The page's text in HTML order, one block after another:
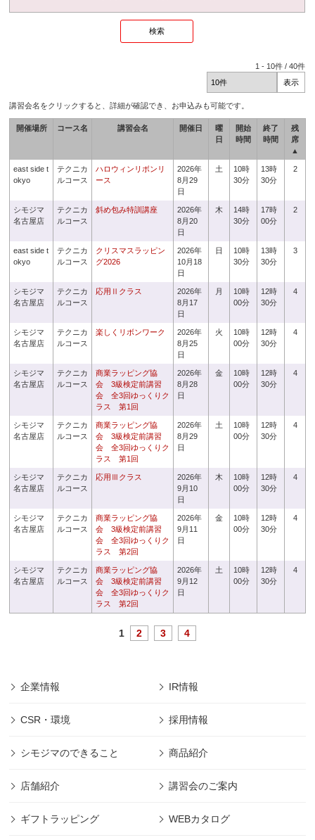
1 - 10件 /40件
講習会名をクリックすると、詳細が確認でき、お申込みも可能です。
開催場所 コース名 講習会名 開催日
曜
日
開始
時間
終了
時間
残
席
▲
east side t
okyo
テクニカ
ルコース
ハロウィンリボンリ
ース
2026年
8月29
日
土
10時
30分
13時
30分
2
シモジマ
名古屋店
テクニカ
ルコース
斜め包み特訓講座
2026年
8月20
日
木
14時
30分
17時
00分
2
east side t
okyo
テクニカ
ルコース
クリスマスラッピン
グ2026
2026年
10月18
日
日
10時
30分
13時
30分
3
シモジマ
名古屋店
テクニカ
ルコース
応用Ⅱクラス
2026年
8月17
日
月
10時
00分
12時
30分
4
シモジマ
名古屋店
テクニカ
ルコース
楽しくリボンワーク
2026年
8月25
日
火
10時
00分
12時
30分
4
シモジマ
名古屋店
テクニカ
ルコース
商業ラッピング協
会 3級検定前講習
会 全3回ゆっくりク
ラス 第1回
2026年
8月28
日
金
10時
00分
12時
30分
4
シモジマ
名古屋店
テクニカ
ルコース
商業ラッピング協
会 3級検定前講習
会 全3回ゆっくりク
ラス 第1回
2026年
8月29
日
土
10時
00分
12時
30分
4
シモジマ
名古屋店
テクニカ
ルコース
応用Ⅲクラス
2026年
9月10
日
木
10時
00分
12時
30分
4
シモジマ
名古屋店
テクニカ
ルコース
商業ラッピング協
会 3級検定前講習
会 全3回ゆっくりク
ラス 第2回
2026年
9月11
日
金
10時
00分
12時
30分
4
シモジマ
名古屋店
テクニカ
ルコース
商業ラッピング協
会 3級検定前講習
会 全3回ゆっくりク
ラス 第2回
2026年
9月12
日
土
10時
00分
12時
30分
4
1 2 3 4
企業情報 IR情報
CSR・環境 採用情報
シモジマのできること 商品紹介
店舗紹介 講習会のご案内
ギフトラッピング WEBカタログ